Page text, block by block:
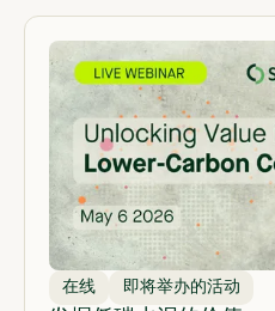
在线 即将举办的活动